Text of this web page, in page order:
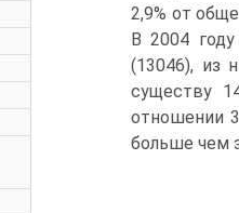
2,9% от
В 2004
(13046), из
существу
отношении
больше чем